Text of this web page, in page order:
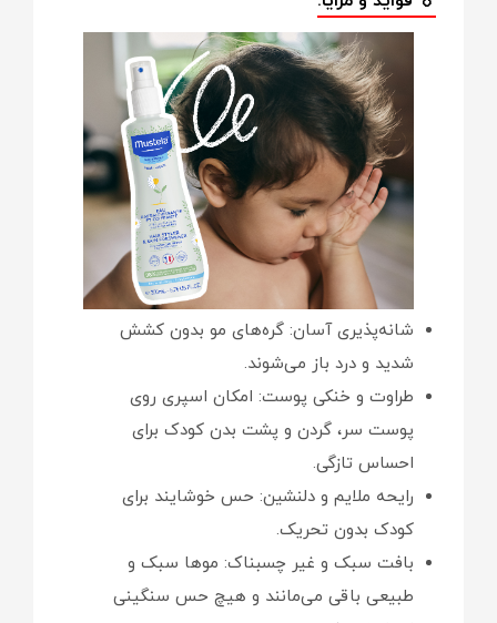
شانه‌پذیری آسان: گره‌های مو بدون کشش
شدید و درد باز می‌شوند.
طراوت و خنکی پوست: امکان اسپری روی
پوست سر، گردن و پشت بدن کودک برای
احساس تازگی.
رایحه ملایم و دلنشین: حس خوشایند برای
کودک بدون تحریک.
بافت سبک و غیر چسبناک: موها سبک و
طبیعی باقی می‌مانند و هیچ حس سنگینی